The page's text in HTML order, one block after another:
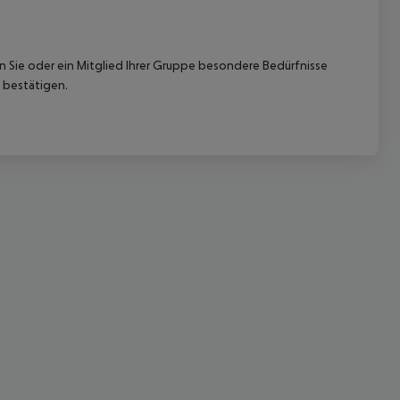
oder ein Mitglied Ihrer Gruppe besondere Bedürfnisse
bestätigen.